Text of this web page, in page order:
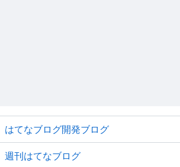
はてなブログ開発ブログ
週刊はてなブログ